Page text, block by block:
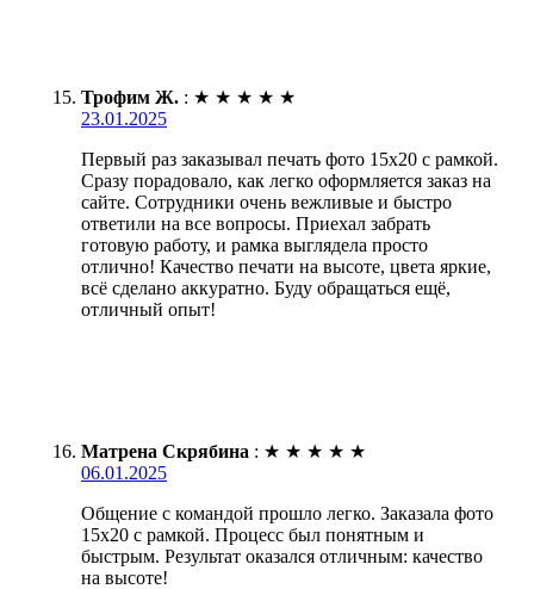
Трофим Ж. : ★ ★ ★ ★ ★
23.01.2025
Первый раз заказывал печать фото 15х20 с рамкой.
Сразу порадовало, как легко оформляется заказ на
сайте. Сотрудники очень вежливые и быстро
ответили на все вопросы. Приехал забрать
готовую работу, и рамка выглядела просто
отлично! Качество печати на высоте, цвета яркие,
всё сделано аккуратно. Буду обращаться ещё,
отличный опыт!
Матрена Скрябина : ★ ★ ★ ★ ★
06.01.2025
Общение с командой прошло легко. Заказала фото
15х20 с рамкой. Процесс был понятным и
быстрым. Результат оказался отличным: качество
на высоте!